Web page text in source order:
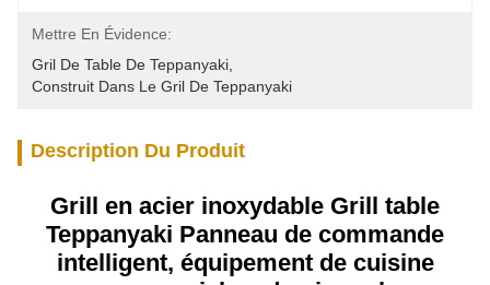
Mettre En Évidence:
Gril De Table De Teppanyaki
Construit Dans Le Gril De Teppanyaki
Description Du Produit
Grill en acier inoxydable Grill table
Teppanyaki Panneau de commande
intelligent, équipement de cuisine